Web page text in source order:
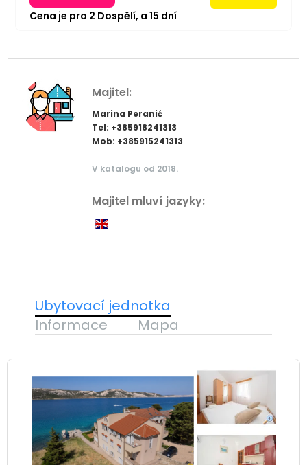
Cena je pro 2 Dospělí, a 15 dní
Majitel:
Marina Peranić
Tel: +385918241313
Mob: +385915241313
V katalogu od 2018.
Majitel mluví jazyky:
Ubytovací jednotka
Informace
Mapa